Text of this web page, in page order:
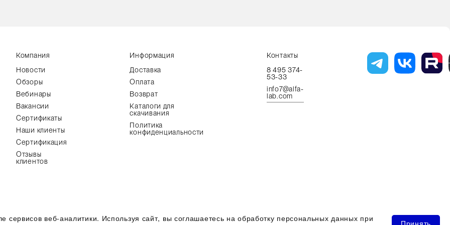
Компания
Новости
Обзоры
Вебинары
Вакансии
Сертификаты
Наши клиенты
Сертификация
Отзывы
клиентов
Информация
Доставка
Оплата
Возврат
Каталоги для
скачивания
Политика
конфиденциальности
Контакты
8 495 374-
53-33
info7@alfa-
lab.com
не является публичной офертой,
Все права защищены 2026 © ООО "Компания Альфа-Лаб"
ИНН 7731644966 | ОГРН 1107746123121
веб-аналитики. Используя сайт, вы соглашаетесь на обработку персональных данных при
Принять